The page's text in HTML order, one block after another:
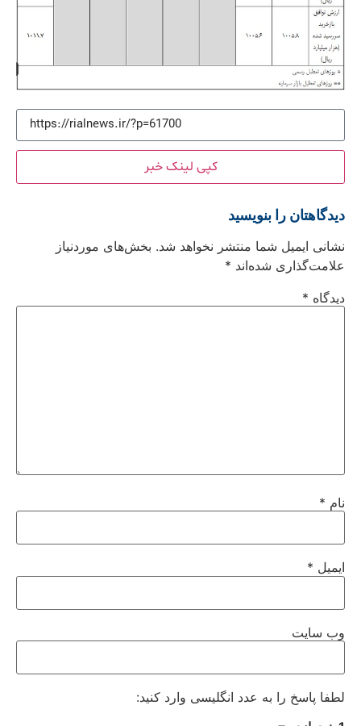
کپی لینک خبر
دیدگاهتان را بنویسید
نشانی ایمیل شما منتشر نخواهد شد. بخش‌های موردنیاز
علامت‌گذاری شده‌اند *
دیدگاه *
نام *
ایمیل *
وب‌ سایت
لطفا پاسخ را به عدد انگلیسی وارد کنید: